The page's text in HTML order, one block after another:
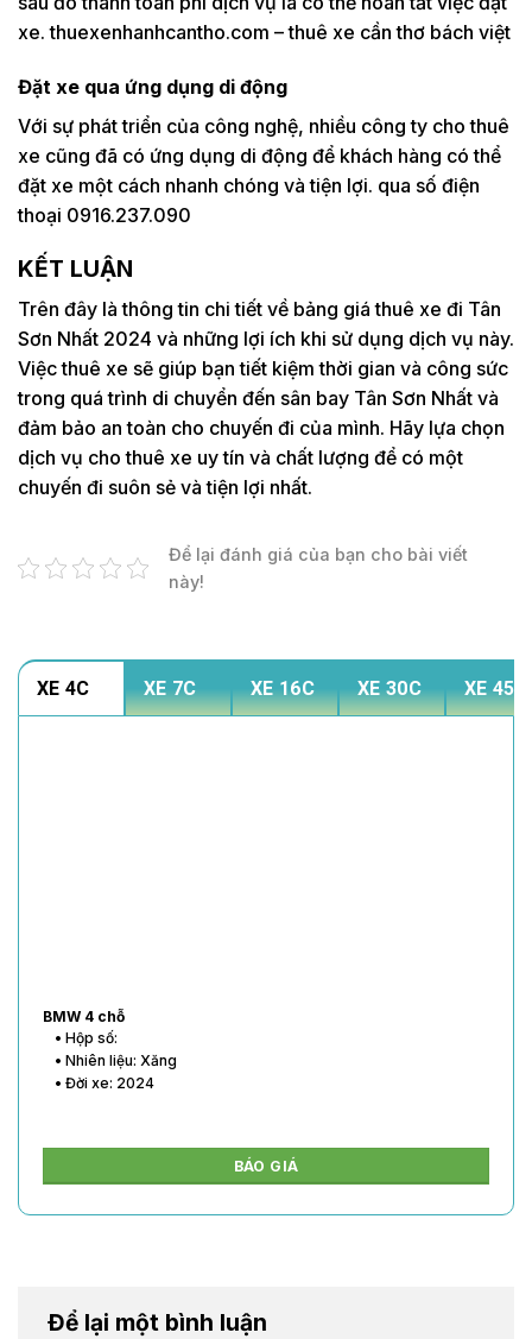
xe. thuexenhanhcantho.com – thuê xe cần thơ bách việt
Đặt xe qua ứng dụng di động
Với sự phát triển của công nghệ, nhiều công ty cho thuê
xe cũng đã có ứng dụng di động để khách hàng có thể
đặt xe một cách nhanh chóng và tiện lợi. qua số điện
thoại 0916.237.090
KẾT LUẬN
Trên đây là thông tin chi tiết về bảng giá thuê xe đi Tân
Sơn Nhất 2024 và những lợi ích khi sử dụng dịch vụ này.
Việc thuê xe sẽ giúp bạn tiết kiệm thời gian và công sức
trong quá trình di chuyển đến sân bay Tân Sơn Nhất và
đảm bảo an toàn cho chuyến đi của mình. Hãy lựa chọn
dịch vụ cho thuê xe uy tín và chất lượng để có một
chuyến đi suôn sẻ và tiện lợi nhất.
Để lại đánh giá của bạn cho bài viết
này!
XE 4C XE 7C XE 16C XE 30C XE 45C
BMW 4 chỗ
• Hộp số:
• Nhiên liệu: Xăng
• Đời xe: 2024
BÁO GIÁ
Để lại một bình luận